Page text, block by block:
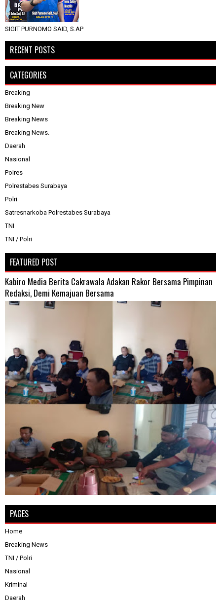
SIGIT PURNOMO SAID, S.AP
RECENT POSTS
CATEGORIES
Breaking
Breaking New
Breaking News
Breaking News.
Daerah
Nasional
Polres
Polrestabes Surabaya
Polri
Satresnarkoba Polrestabes Surabaya
TNI
TNI / Polri
FEATURED POST
Kabiro Media Berita Cakrawala Adakan Rakor Bersama Pimpinan
Redaksi, Demi Kemajuan Bersama
PAGES
Home
Breaking News
TNI / Polri
Nasional
Kriminal
Daerah